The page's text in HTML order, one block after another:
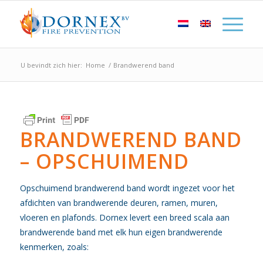
U bevindt zich hier: Home / Brandwerend band
BRANDWEREND BAND
– OPSCHUIMEND
Opschuimend brandwerend band wordt ingezet voor het
afdichten van brandwerende deuren, ramen, muren,
vloeren en plafonds. Dornex levert een breed scala aan
brandwerende band met elk hun eigen brandwerende
kenmerken, zoals: